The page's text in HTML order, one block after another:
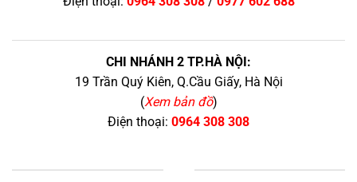
CHI NHÁNH 2 TP.HÀ NỘI:
19 Trần Quý Kiên, Q.Cầu Giấy, Hà Nội
(Xem bản đồ)
Điện thoại: 0964 308 308